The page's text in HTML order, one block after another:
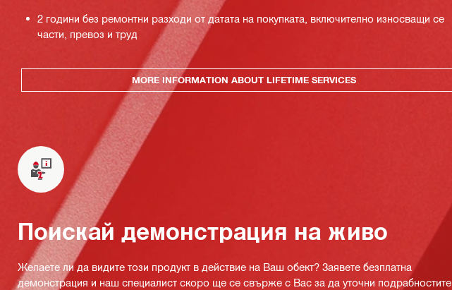
2 години без ремонтни разходи от датата на покупката, включително износващи се
части, превоз и труд
MORE INFORMATION ABOUT LIFETIME SERVICES
Поискай демонстрация на живо
Желаете ли да видите този продукт в действие на Ваш обект? Заявете безплатна
демонстрация и наш специалист скоро ще се свърже с Вас за да уточни подрабностите